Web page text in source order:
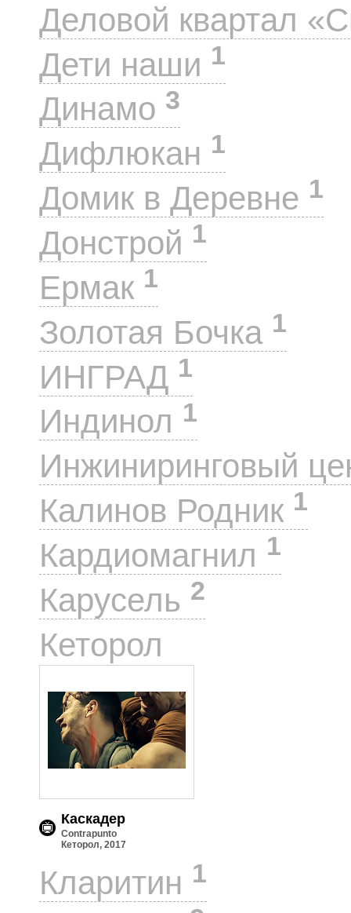
Деловой квартал
Дети наши 1
Динамо 3
Дифлюкан 1
Домик в Деревне 1
Донстрой 1
Ермак 1
Золотая Бочка 1
ИНГРАД 1
Индинол 1
Инжиниринговый
Калинов Родник 1
Кардиомагнил 1
Карусель 2
Кеторол
Каскадер
Contrapunto
Кеторол, 2017
Кларитин 1